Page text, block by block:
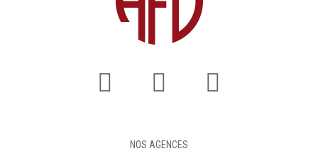
NOS AGENCES